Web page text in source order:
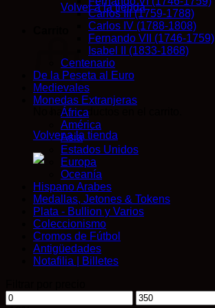
Volver a la tienda
No hay productos en el carrito.
Volver a la tienda
Carlos III (1759-1788)
Carlos IV (1788-1808)
Fernando VII (1746-1759)
Isabel II (1833-1868)
Centenario
De la Peseta al Euro
Medievales
Monedas Extranjeras
África
América
Asia
Estados Unidos
Europa
Oceanía
Hispano Arabes
Medallas, Jetones & Tokens
Plata - Bullion y Varios
Coleccionismo
Cromos de Fútbol
Antigüedades
Notafilia | Billetes
Precio
Precio